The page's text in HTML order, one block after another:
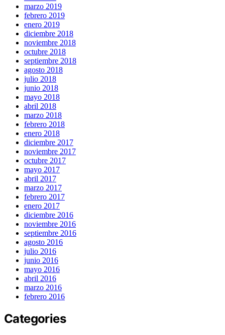
marzo 2019
febrero 2019
enero 2019
diciembre 2018
noviembre 2018
octubre 2018
septiembre 2018
agosto 2018
julio 2018
junio 2018
mayo 2018
abril 2018
marzo 2018
febrero 2018
enero 2018
diciembre 2017
noviembre 2017
octubre 2017
mayo 2017
abril 2017
marzo 2017
febrero 2017
enero 2017
diciembre 2016
noviembre 2016
septiembre 2016
agosto 2016
julio 2016
junio 2016
mayo 2016
abril 2016
marzo 2016
febrero 2016
Categories